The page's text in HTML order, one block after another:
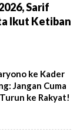
Sarif
Ikut Ketiban
ke Kader
Jangan Cuma
ke Rakyat!